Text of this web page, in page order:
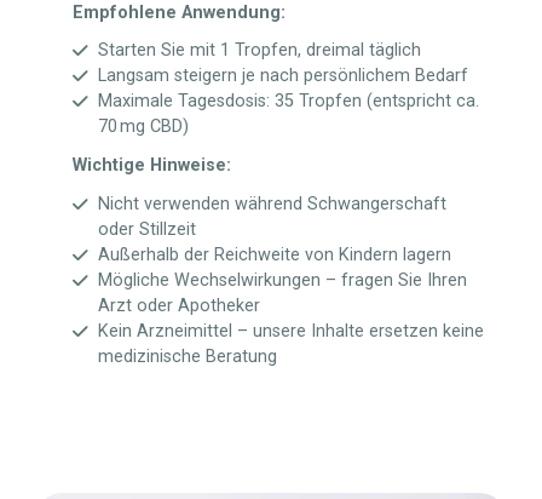
Empfohlene Anwendung:
Starten Sie mit 1 Tropfen, dreimal täglich
Langsam steigern je nach persönlichem Bedarf
Maximale Tagesdosis: 35 Tropfen (entspricht ca.
70 mg CBD)
Wichtige Hinweise:
Nicht verwenden während Schwangerschaft
oder Stillzeit
Außerhalb der Reichweite von Kindern lagern
Mögliche Wechselwirkungen – fragen Sie Ihren
Arzt oder Apotheker
Kein Arzneimittel – unsere Inhalte ersetzen keine
medizinische Beratung